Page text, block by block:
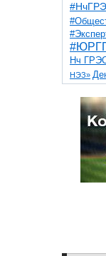
Нч
НЭЗ»
дети
спорт